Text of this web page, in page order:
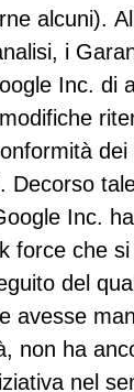
alcuni).
i
Inc. di
Decorso
Inc.
force che
del
avesse
non ha
nel